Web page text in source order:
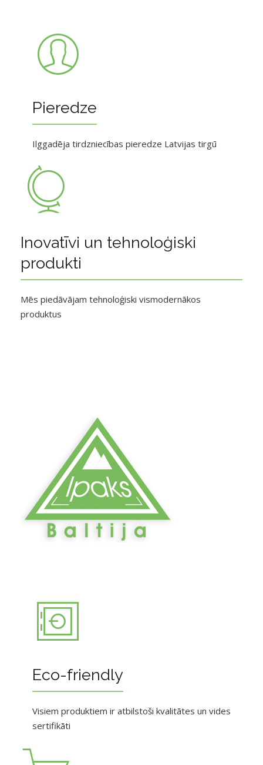
Pieredze
Ilggadēja tirdzniecības pieredze Latvijas tirgū
Inovatīvi un tehnoloģiski
produkti
Mēs piedāvājam tehnoloģiski vismodernākos
produktus
Eco-friendly
Visiem produktiem ir atbilstoši kvalitātes un vides
sertifikāti